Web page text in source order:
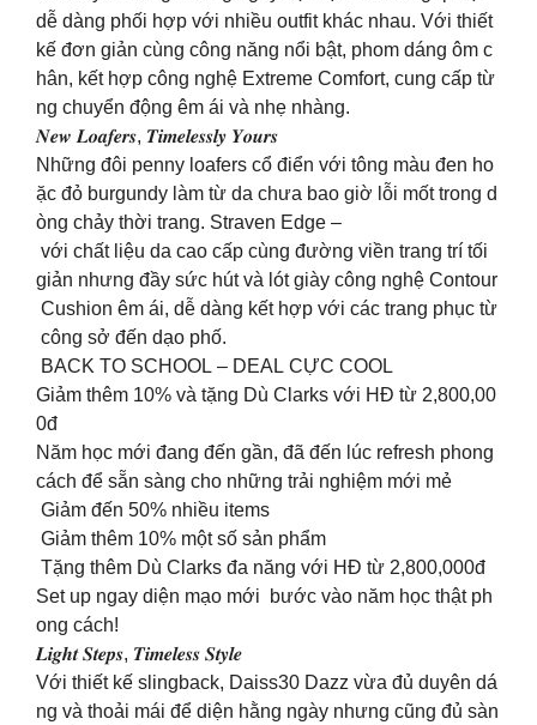
dễ dàng phối hợp với nhiều outfit khác nhau. Với thiết
kế đơn giản cùng công năng nổi bật, phom dáng ôm c
hân, kết hợp công nghệ Extreme Comfort, cung cấp từ
ng chuyển động êm ái và nhẹ nhàng.
𝑵𝒆𝒘 𝑳𝒐𝒂𝒇𝒆𝒓𝒔, 𝑻𝒊𝒎𝒆𝒍𝒆𝒔𝒔𝒍𝒚 𝒀𝒐𝒖𝒓𝒔
Những đôi penny loafers cổ điển với tông màu đen ho
ặc đỏ burgundy làm từ da chưa bao giờ lỗi mốt trong d
òng chảy thời trang. Straven Edge –
với chất liệu da cao cấp cùng đường viền trang trí tối
giản nhưng đầy sức hút và lót giày công nghệ Contour
Cushion êm ái, dễ dàng kết hợp với các trang phục từ
công sở đến dạo phố.
BACK TO SCHOOL – DEAL CỰC COOL
Giảm thêm 10% và tặng Dù Clarks với HĐ từ 2,800,00
0đ
Năm học mới đang đến gần, đã đến lúc refresh phong
cách để sẵn sàng cho những trải nghiệm mới mẻ
Giảm đến 50% nhiều items
Giảm thêm 10% một số sản phẩm
Tặng thêm Dù Clarks đa năng với HĐ từ 2,800,000đ
Set up ngay diện mạo mới bước vào năm học thật ph
ong cách!
𝑳𝒊𝒈𝒉𝒕 𝑺𝒕𝒆𝒑𝒔, 𝑻𝒊𝒎𝒆𝒍𝒆𝒔𝒔 𝑺𝒕𝒚𝒍𝒆
Với thiết kế slingback, Daiss30 Dazz vừa đủ duyên dá
ng và thoải mái để diện hằng ngày nhưng cũng đủ sàn